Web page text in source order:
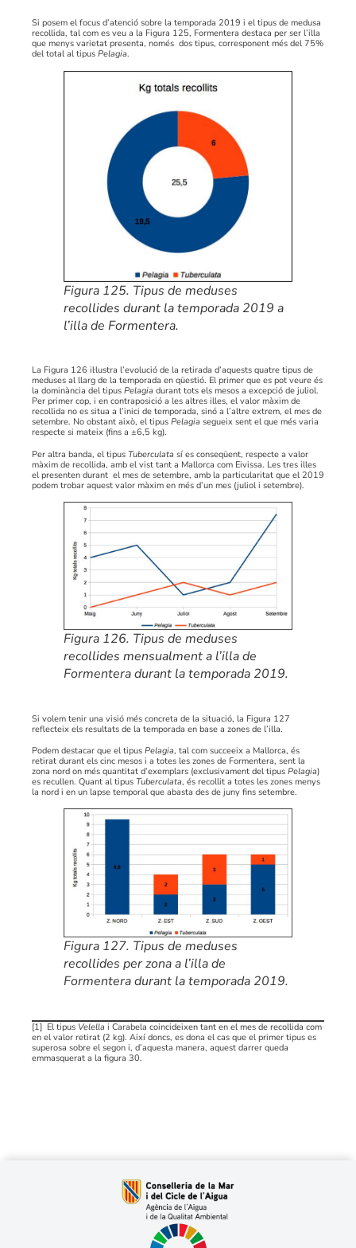
Si posem el focus d’atenció sobre la temporada 2019 i el tipus de medusa
recollida, tal com es veu a la Figura 125, Formentera destaca per ser l’illa
que menys varietat presenta, només dos tipus, corresponent més del 75%
del total al tipus Pelagia.
Figura 125. Tipus de meduses
recollides durant la temporada 2019 a
l’illa de Formentera.
La Figura 126 il·lustra l’evolució de la retirada d’aquests quatre tipus de
meduses al llarg de la temporada en qüestió. El primer que es pot veure és
la dominància del tipus Pelagia durant tots els mesos a excepció de juliol.
Per primer cop, i en contraposició a les altres illes, el valor màxim de
recollida no es situa a l’inici de temporada, sinó a l’altre extrem, el mes de
setembre. No obstant això, el tipus Pelagia segueix sent el que més varia
respecte si mateix (fins a ±6,5 kg).
Per altra banda, el tipus Tuberculata sí es conseqüent, respecte a valor
màxim de recollida, amb el vist tant a Mallorca com Eivissa. Les tres illes
el presenten durant el mes de setembre, amb la particularitat que el 2019
podem trobar aquest valor màxim en més d’un mes (juliol i setembre).
Figura 126. Tipus de meduses
recollides mensualment a l’illa de
Formentera durant la temporada 2019.
Si volem tenir una visió més concreta de la situació, la Figura 127
reflecteix els resultats de la temporada en base a zones de l’illa.
Podem destacar que el tipus Pelagia, tal com succeeix a Mallorca, és
retirat durant els cinc mesos i a totes les zones de Formentera, sent la
zona nord on més quantitat d’exemplars (exclusivament del tipus Pelagia)
es recullen. Quant al tipus Tuberculata, és recollit a totes les zones menys
la nord i en un lapse temporal que abasta des de juny fins setembre.
Figura 127. Tipus de meduses
recollides per zona a l’illa de
Formentera durant la temporada 2019.
[1] El tipus Velella i Carabela coincideixen tant en el mes de recollida com
en el valor retirat (2 kg). Així doncs, es dona el cas que el primer tipus es
superosa sobre el segon i, d’aquesta manera, aquest darrer queda
emmasquerat a la figura 30.